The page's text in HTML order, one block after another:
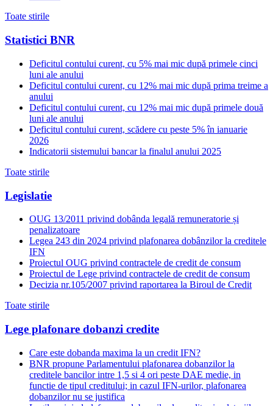
Toate stirile
Statistici BNR
Deficitul contului curent, cu 5% mai mic după primele cinci
luni ale anului
Deficitul contului curent, cu 12% mai mic după prima treime a
anului
Deficitul contului curent, cu 12% mai mic după primele două
luni ale anului
Deficitul contului curent, scădere cu peste 5% în ianuarie
2026
Indicatorii sistemului bancar la finalul anului 2025
Toate stirile
Legislatie
OUG 13/2011 privind dobânda legală remuneratorie și
penalizatoare
Legea 243 din 2024 privind plafonarea dobânzilor la creditele
IFN
Proiectul OUG privind contractele de credit de consum
Proiectul de Lege privind contractele de credit de consum
Decizia nr.105/2007 privind raportarea la Biroul de Credit
Toate stirile
Lege plafonare dobanzi credite
Care este dobanda maxima la un credit IFN?
BNR propune Parlamentului plafonarea dobanzilor la
creditele bancilor intre 1,5 si 4 ori peste DAE medie, in
functie de tipul creditului; in cazul IFN-urilor, plafonarea
dobanzilor nu se justifica